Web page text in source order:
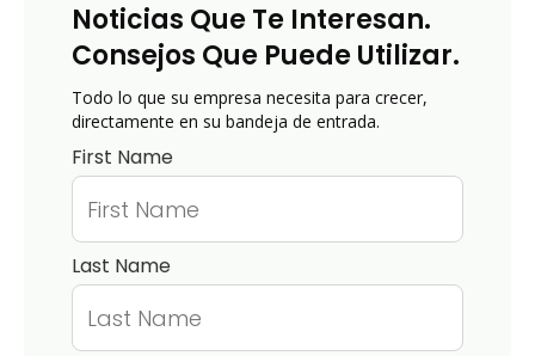
Noticias Que Te Interesan.
Consejos Que Puede Utilizar.
Todo lo que su empresa necesita para crecer,
directamente en su bandeja de entrada.
First Name
Last Name